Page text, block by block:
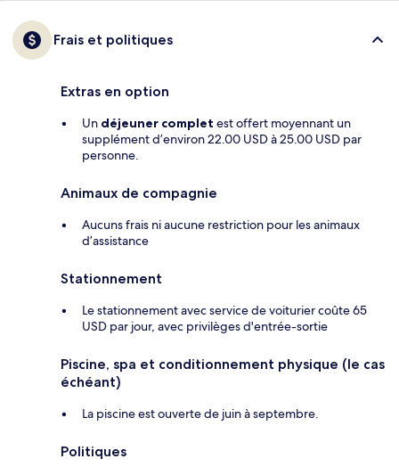
Frais et politiques
Extras en option
Un déjeuner complet est offert moyennant un
supplément d’environ 22.00 USD à 25.00 USD par
personne.
Animaux de compagnie
Aucuns frais ni aucune restriction pour les animaux
d’assistance
Stationnement
Le stationnement avec service de voiturier coûte 65
USD par jour, avec privilèges d'entrée-sortie
Piscine, spa et conditionnement physique (le cas
échéant)
La piscine est ouverte de juin à septembre.
Politiques